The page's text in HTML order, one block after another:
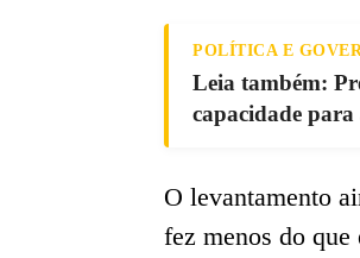
POLÍTICA E
Leia também:
capacidade
O levantamento
fez menos do